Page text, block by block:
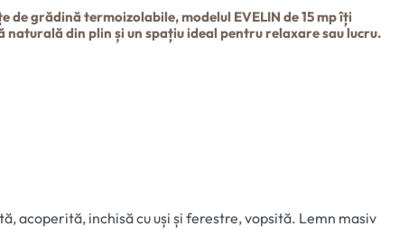
de grădină termoizolabile, modelul EVELIN de 15 mp îți
naturală din plin și un spațiu ideal pentru relaxare sau lucru.
acoperită, inchisă cu uși și ferestre, vopsită. Lemn masiv